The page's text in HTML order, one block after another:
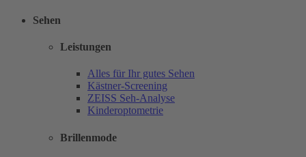
Sehen
Leistungen
Alles für Ihr gutes Sehen
Kästner-Screening
ZEISS Seh-Analyse
Kinderoptometrie
Brillenmode